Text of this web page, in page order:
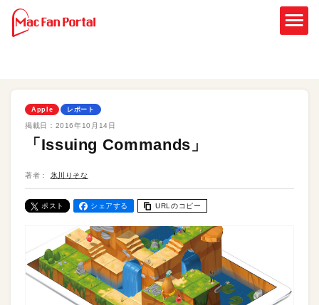
Apple レポート
掲載日： 2016年10月14日
「Issuing Commands」
著者： 氷川りそな
ポスト シェアする URLのコピー